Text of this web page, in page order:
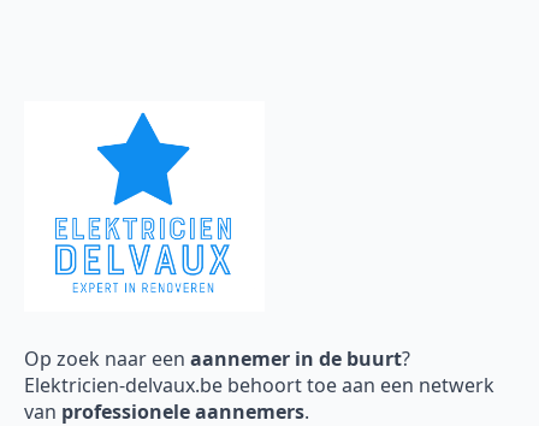
Op zoek naar een aannemer in de buurt?
Elektricien-delvaux.be behoort toe aan een netwerk
van professionele aannemers.